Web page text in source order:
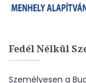
Fedél Nélkül
Személyesen a